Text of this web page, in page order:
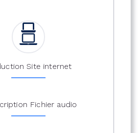
Site internet
Fichier audio